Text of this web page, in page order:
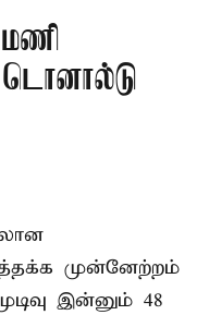
டொனால்டு
முன்னேற்றம்
இன்னும் 48